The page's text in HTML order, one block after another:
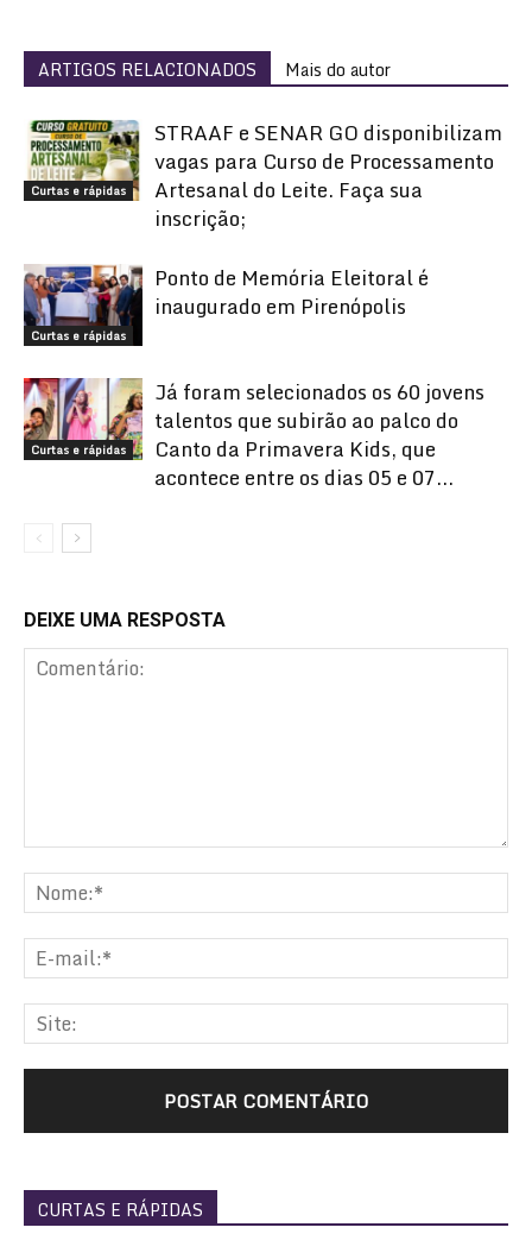
ARTIGOS RELACIONADOS Mais do autor
Curtas e rápidas
STRAAF e SENAR GO disponibilizam
vagas para Curso de Processamento
Artesanal do Leite. Faça sua
inscrição;
Curtas e rápidas
Ponto de Memória Eleitoral é
inaugurado em Pirenópolis
Curtas e rápidas
Já foram selecionados os 60 jovens
talentos que subirão ao palco do
Canto da Primavera Kids, que
acontece entre os dias 05 e 07...
DEIXE UMA RESPOSTA
CURTAS E RÁPIDAS